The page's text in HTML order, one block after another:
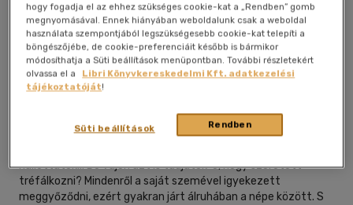
Kívánságlistához adom Megosztom
|134 oldal
hallottátok... De vajon azt is tudjátok-e, hogy szeretett
tréfálkozni? Mindenről a saját szemével igyekezett
meggyőződni, ezért gyakran járt álruhában a népe között. S
hogy fogadja el az ehhez szükséges cookie-kat a „Rendben” gomb
megnyomásával. Ennek hiányában weboldalunk csak a weboldal
használata szempontjából legszükségesebb cookie-kat telepíti a
böngészőjébe, de cookie-preferenciáit később is bármikor
módosíthatja a Süti beállítások menüpontban. További részletekért
olvassa el a
Libri Könyvkereskedelmi Kft. adatkezelési
tájékoztatóját!
Rendben
Süti beállítások